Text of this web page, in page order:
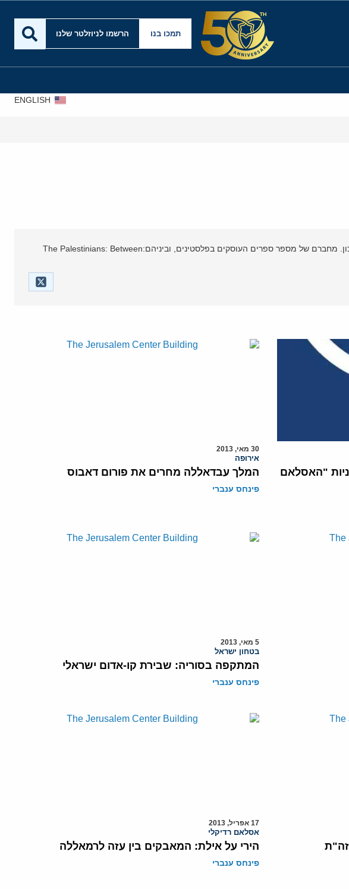
תמכו בנו הרשמו לניוזלטר שלנו
ENGLISH
פנחס ענברי, יועץ וחוקר בכיר במרכז הירושלמי לענייני ציבור ומדינה, עיתונאי ותיק ופרשן לענייני ערבים והמזרח התיכון. מחברם של מספר ספרים העוסקים בפלסטינים, וביניהם:The Palestinians: Between
"האסלאם
30 מאי, 2013
אירופה
המלך עבדאללה מחרים את פורום דאבוס
פינחס ענברי
5 מאי, 2013
בטחון ישראל
המתקפה בסוריה: שבירת קו-אדום ישראלי
פינחס ענברי
17 אפריל, 2013
אסלאם רדיקלי
הירי על אילת: המאבקים בין עזה לרמאללה
פינחס ענברי